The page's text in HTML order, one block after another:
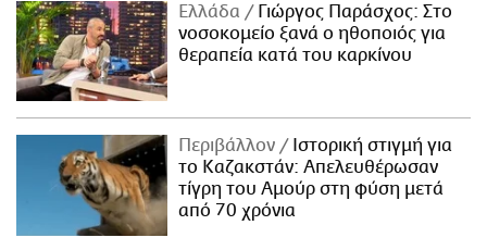
Ελλάδα
Γιώργος Παράσχος: Στο
νοσοκομείο ξανά ο ηθοποιός για
θεραπεία κατά του καρκίνου
Περιβάλλον
Ιστορική στιγμή για
το Καζακστάν: Απελευθέρωσαν
τίγρη του Αμούρ στη φύση μετά
από 70 χρόνια